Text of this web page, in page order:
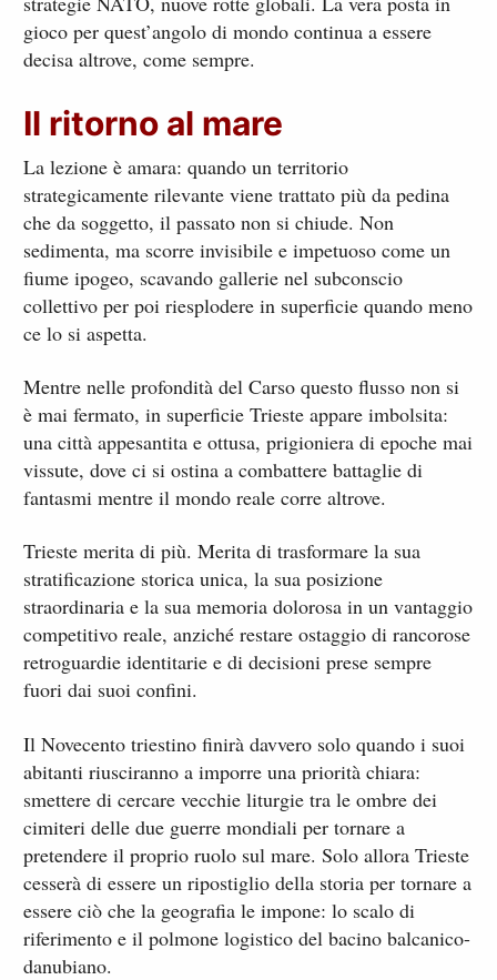
gioco per quest’angolo di mondo continua a essere
decisa altrove, come sempre.
Il ritorno al mare
La lezione è amara: quando un territorio
strategicamente rilevante viene trattato più da pedina
che da soggetto, il passato non si chiude. Non
sedimenta, ma scorre invisibile e impetuoso come un
fiume ipogeo, scavando gallerie nel subconscio
collettivo per poi riesplodere in superficie quando meno
ce lo si aspetta.
Mentre nelle profondità del Carso questo flusso non si
è mai fermato, in superficie Trieste appare imbolsita:
una città appesantita e ottusa, prigioniera di epoche mai
vissute, dove ci si ostina a combattere battaglie di
fantasmi mentre il mondo reale corre altrove.
Trieste merita di più. Merita di trasformare la sua
stratificazione storica unica, la sua posizione
straordinaria e la sua memoria dolorosa in un vantaggio
competitivo reale, anziché restare ostaggio di rancorose
retroguardie identitarie e di decisioni prese sempre
fuori dai suoi confini.
Il Novecento triestino finirà davvero solo quando i suoi
abitanti riusciranno a imporre una priorità chiara:
smettere di cercare vecchie liturgie tra le ombre dei
cimiteri delle due guerre mondiali per tornare a
pretendere il proprio ruolo sul mare. Solo allora Trieste
cesserà di essere un ripostiglio della storia per tornare a
essere ciò che la geografia le impone: lo scalo di
riferimento e il polmone logistico del bacino balcanico-
danubiano.